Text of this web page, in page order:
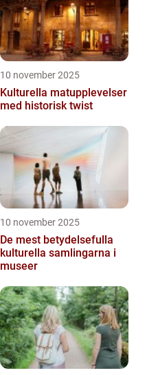
10 november 2025
Kulturella matupplevelser
med historisk twist
10 november 2025
De mest betydelsefulla
kulturella samlingarna i
museer